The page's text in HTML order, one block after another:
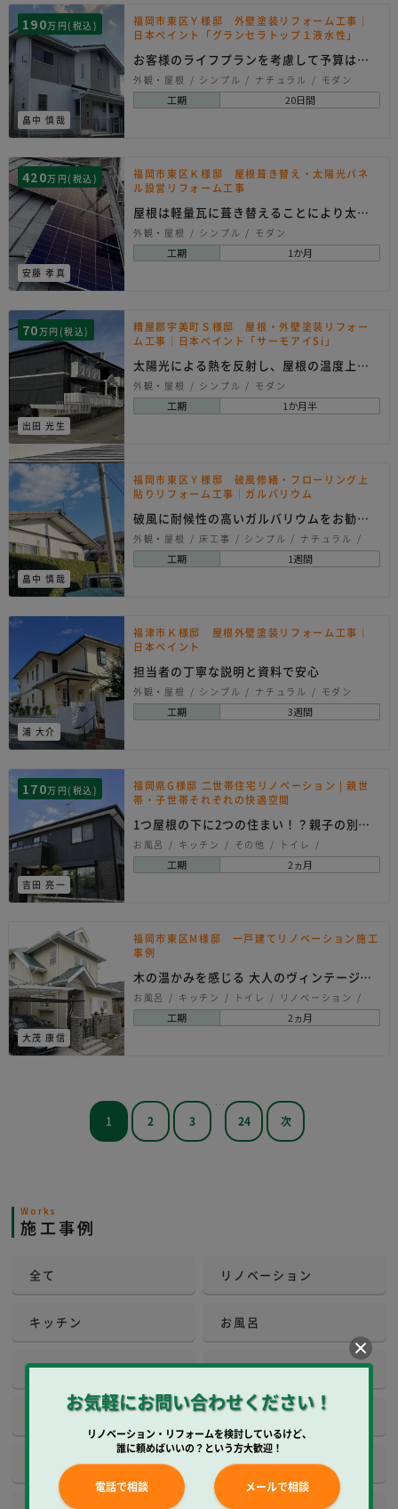
190万円(税込)
畠中 慎哉
福岡市東区Ｙ様邸 外壁塗装リフォーム工事｜
日本ペイント「グランセラトップ１液水性」
お客様のライフプランを考慮して予算は抑
えつつ、効果の高…
外観・屋根 シンプル ナチュラル モダン
工期 20日間
420万円(税込)
安藤 孝真
福岡市東区Ｋ様邸 屋根葺き替え・太陽光パネ
ル設営リフォーム工事
屋根は軽量瓦に葺き替えることにより太陽
光パネルを載せて…
外観・屋根 シンプル モダン
工期 1か月
70万円(税込)
出田 光生
糟屋郡宇美町Ｓ様邸 屋根・外壁塗装リフォー
ム工事｜日本ペイント「サーモアイSi」
太陽光による熱を反射し、屋根の温度上昇
を抑える効果があ…
外観・屋根 シンプル モダン
工期 1か月半
畠中 慎哉
福岡市東区Ｙ様邸 破風修繕・フローリング上
貼りリフォーム工事｜ガルバリウム
破風に耐候性の高いガルバリウムをお勧め
しました
外観・屋根 床工事 シンプル
ナチュラル
北欧系
和モダン 和風
工期 1週間
浦 大介
福津市Ｋ様邸 屋根外壁塗装リフォーム工事｜
日本ペイント
担当者の丁寧な説明と資料で安心
外観・屋根 シンプル ナチュラル モダン
工期 3週間
170万円(税込)
吉田 亮一
福岡県G様邸 二世帯住宅リノベーション | 親世
帯・子世帯それぞれの快適空間
1つ屋根の下に2つの住まい！？親子の別空
間が広がる家
お風呂 キッチン その他
トイレ
リノベーション
内装
壁紙クロス
外観・屋根
床工事 洗面所
玄関
工期 2ヵ月
大茂 康信
福岡市東区M様邸 一戸建てリノベーション施工
事例
木の温かみを感じる 大人のヴィンテージリ
ノベ
お風呂 キッチン トイレ
リノベーション
内装
外観・屋根 建具 洗面所
玄関
ヴィンテージ
ナチュラル モダン
北欧系
工期 2ヵ月
1 2 3
…
24 次
Works
施工事例
全て リノベーション
キッチン お風呂
洗面所 トイレ
内装
壁工事 壁紙クロス
お気軽にお問い合わせください！
リノベーション・リフォームを検討しているけど、
誰に頼めばいいの？という方大歓迎！
電話で相談 メールで相談